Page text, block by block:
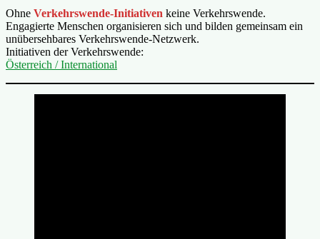
Ohne Verkehrswende-Initiativen keine Verkehrswende.
Engagierte Menschen organisieren sich und bilden gemeinsam ein
unübersehbares Verkehrswende-Netzwerk.
Initiativen der Verkehrswende:
Österreich / International